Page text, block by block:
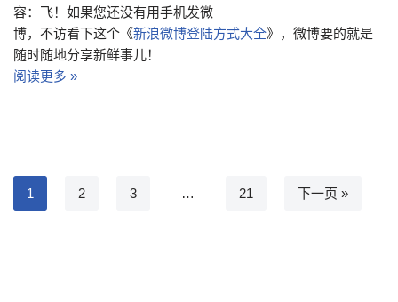
容：飞！如果您还没有用手机发微
博，不访看下这个《新浪微博登陆方式大全》，微博要的就是
随时随地分享新鲜事儿！
阅读更多 »
1 2 3 … 21 下一页 »